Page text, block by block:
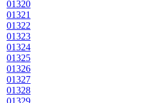
01320
01321
01322
01323
01324
01325
01326
01327
01328
01329